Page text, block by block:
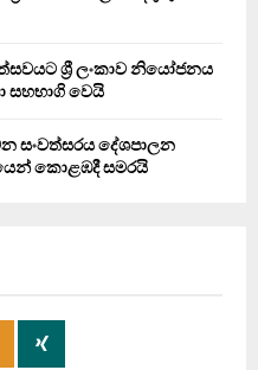
ශ්‍රී ලංකාව නියෝජනය
සහභාගි වෙයි
සංවත්සරය දේශපාලන
කොළඹදී සමරයි